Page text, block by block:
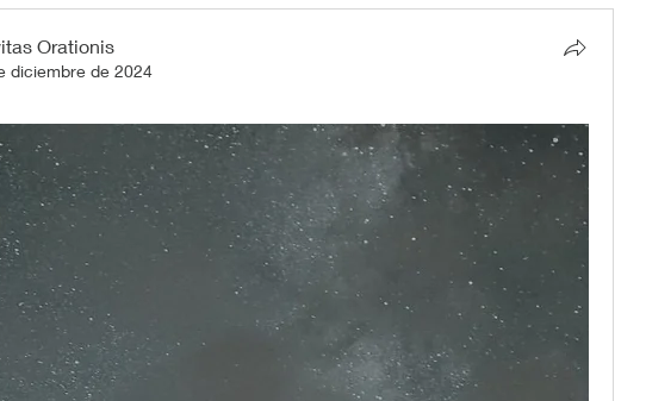
Orationis
diciembre de 2024